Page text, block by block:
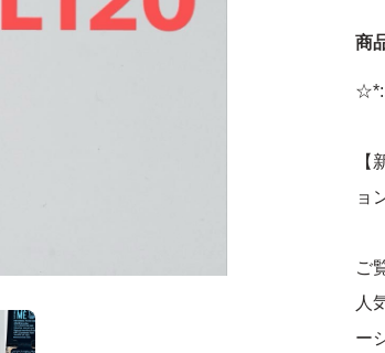
商
【
ョ
ご
人
ー